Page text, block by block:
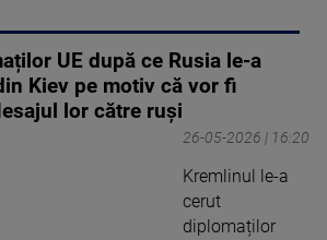
UE după ce Rusia le-a
Kiev pe motiv că vor fi
lor către ruși
26-05-2026 | 16:20
Kremlinul le-a
cerut
diplomaților